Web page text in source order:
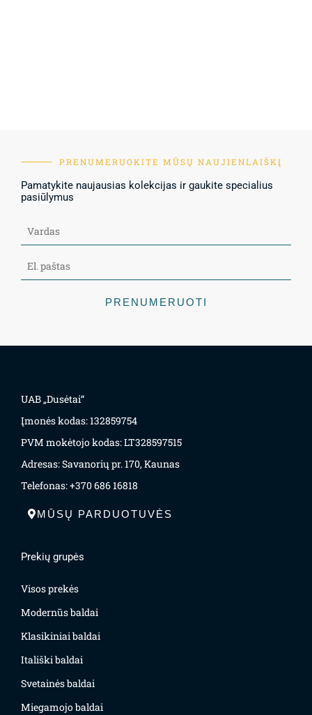
PRENUMERUOKITE MŪSŲ NAUJIENLAIŠKĮ
Pamatykite naujausias kolekcijas ir gaukite specialius
pasiūlymus
PRENUMERUOTI
UAB „Dusėtai“
Įmonės kodas: 132859754
PVM mokėtojo kodas: LT328597515
Adresas: Savanorių pr. 170, Kaunas
Telefonas: +370 686 16818
MŪSŲ PARDUOTUVĖS
Prekių grupės
Visos prekės
Modernūs baldai
Klasikiniai baldai
Itališki baldai
Svetainės baldai
Miegamojo baldai